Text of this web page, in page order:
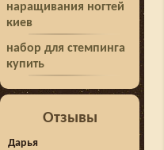
наращивания ногтей
киев
набор для стемпинга
купить
Отзывы
Дарья